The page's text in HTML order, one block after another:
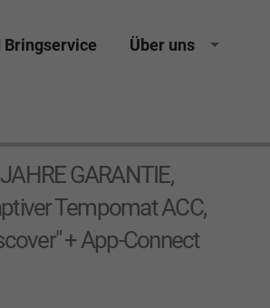
Bringservice Über uns
GARANTIE,
Tempomat ACC,
+ App-Connect